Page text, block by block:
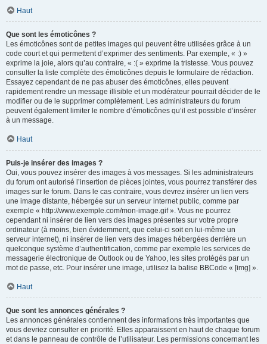
Haut
Que sont les émoticônes ?
Les émoticônes sont de petites images qui peuvent être utilisées grâce à un
code court et qui permettent d’exprimer des sentiments. Par exemple, « :) »
exprime la joie, alors qu’au contraire, « :( » exprime la tristesse. Vous pouvez
consulter la liste complète des émoticônes depuis le formulaire de rédaction.
Essayez cependant de ne pas abuser des émoticônes, elles peuvent
rapidement rendre un message illisible et un modérateur pourrait décider de le
modifier ou de le supprimer complètement. Les administrateurs du forum
peuvent également limiter le nombre d’émoticônes qu’il est possible d’insérer
à un message.
Haut
Puis-je insérer des images ?
Oui, vous pouvez insérer des images à vos messages. Si les administrateurs
du forum ont autorisé l’insertion de pièces jointes, vous pourrez transférer des
images sur le forum. Dans le cas contraire, vous devrez insérer un lien vers
une image distante, hébergée sur un serveur internet public, comme par
exemple « http://www.exemple.com/mon-image.gif ». Vous ne pourrez
cependant ni insérer de lien vers des images présentes sur votre propre
ordinateur (à moins, bien évidemment, que celui-ci soit en lui-même un
serveur internet), ni insérer de lien vers des images hébergées derrière un
quelconque système d’authentification, comme par exemple les services de
messagerie électronique de Outlook ou de Yahoo, les sites protégés par un
mot de passe, etc. Pour insérer une image, utilisez la balise BBCode « [img] ».
Haut
Que sont les annonces générales ?
Les annonces générales contiennent des informations très importantes que
vous devriez consulter en priorité. Elles apparaissent en haut de chaque forum
et dans le panneau de contrôle de l’utilisateur. Les permissions concernant les